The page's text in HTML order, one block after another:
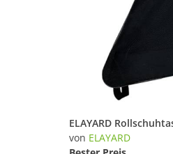
von ELAYARD